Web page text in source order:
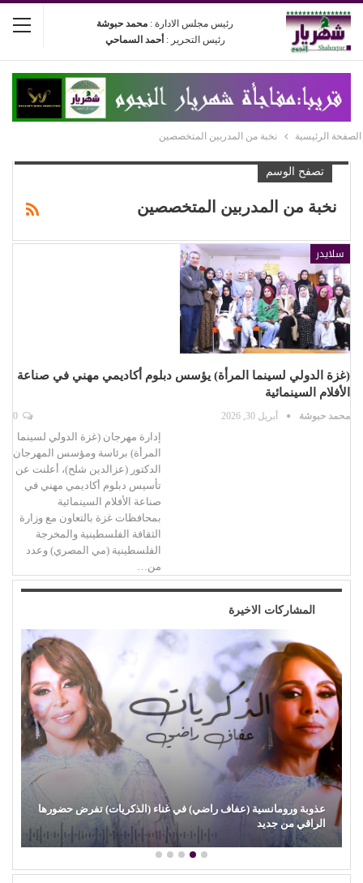
رئيس مجلس الادارة : محمد حبوشة
رئيس التحرير : أحمد السماحي
الصفحة الرئيسية نخبة من المدربين المتخصصين
تصفح الوسم
نخبة من المدربين المتخصصين
سلايدر
(غزة الدولي لسينما المرأة) يؤسس دبلوم أكاديمي مهني في صناعة
الأفلام السينمائية
محمد حبوشة أبريل 30, 2026
إدارة مهرجان (غزة الدولي لسينما
المرأة) برئاسة ومؤسس المهرجان
الدكتور (عزالدين شلح)، أعلنت عن
تأسيس دبلوم أكاديمي مهني في
صناعة الأفلام السينمائية
بمحافظات غزة بالتعاون مع وزارة
الثقافة الفلسطينية والمخرجة
الفلسطينية (مي المصري) وعدد
من…
المشاركات الاخيرة
عذوبة ورومانسية (عفاف راضي) في غناء (الذكريات) تفرض حضورها
الراقي من جديد